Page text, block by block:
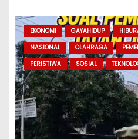
EKONOMI GAYAHIDUP
NASIONAL
OLAHRAGA
PERISTIWA
SOSIAL